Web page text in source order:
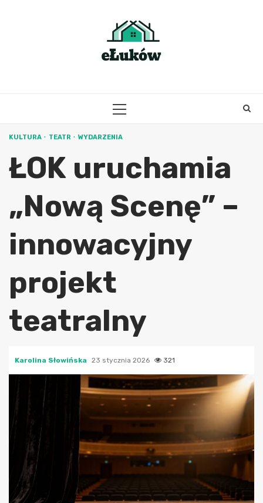
PRIMARY
KULTURA TEATR WYDARZENIA
ŁOK uruchamia
„Nową Scenę” –
innowacyjny
projekt
teatralny
Karolina Słowińska 23 stycznia 2026 321